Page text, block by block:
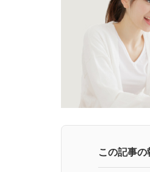
この記事の